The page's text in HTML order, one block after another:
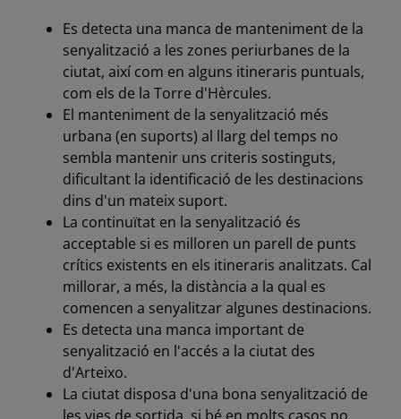
Es detecta una manca de manteniment de la
senyalització a les zones periurbanes de la
ciutat, així com en alguns itineraris puntuals,
com els de la Torre d'Hèrcules.
El manteniment de la senyalització més
urbana (en suports) al llarg del temps no
sembla mantenir uns criteris sostinguts,
dificultant la identificació de les destinacions
dins d'un mateix suport.
La continuïtat en la senyalització és
acceptable si es milloren un parell de punts
crítics existents en els itineraris analitzats. Cal
millorar, a més, la distància a la qual es
comencen a senyalitzar algunes destinacions.
Es detecta una manca important de
senyalització en l'accés a la ciutat des
d'Arteixo.
La ciutat disposa d'una bona senyalització de
les vies de sortida, si bé en molts casos no